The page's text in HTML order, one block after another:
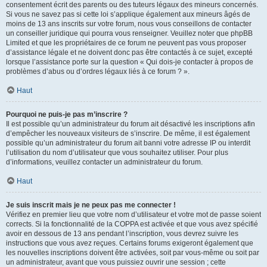
consentement écrit des parents ou des tuteurs légaux des mineurs concernés.
Si vous ne savez pas si cette loi s’applique également aux mineurs âgés de
moins de 13 ans inscrits sur votre forum, nous vous conseillons de contacter
un conseiller juridique qui pourra vous renseigner. Veuillez noter que phpBB
Limited et que les propriétaires de ce forum ne peuvent pas vous proposer
d’assistance légale et ne doivent donc pas être contactés à ce sujet, excepté
lorsque l’assistance porte sur la question « Qui dois-je contacter à propos de
problèmes d’abus ou d’ordres légaux liés à ce forum ? ».
Haut
Pourquoi ne puis-je pas m’inscrire ?
Il est possible qu’un administrateur du forum ait désactivé les inscriptions afin
d’empêcher les nouveaux visiteurs de s’inscrire. De même, il est également
possible qu’un administrateur du forum ait banni votre adresse IP ou interdit
l’utilisation du nom d’utilisateur que vous souhaitez utiliser. Pour plus
d’informations, veuillez contacter un administrateur du forum.
Haut
Je suis inscrit mais je ne peux pas me connecter !
Vérifiez en premier lieu que votre nom d’utilisateur et votre mot de passe soient
corrects. Si la fonctionnalité de la COPPA est activée et que vous avez spécifié
avoir en dessous de 13 ans pendant l’inscription, vous devrez suivre les
instructions que vous avez reçues. Certains forums exigeront également que
les nouvelles inscriptions doivent être activées, soit par vous-même ou soit par
un administrateur, avant que vous puissiez ouvrir une session ; cette